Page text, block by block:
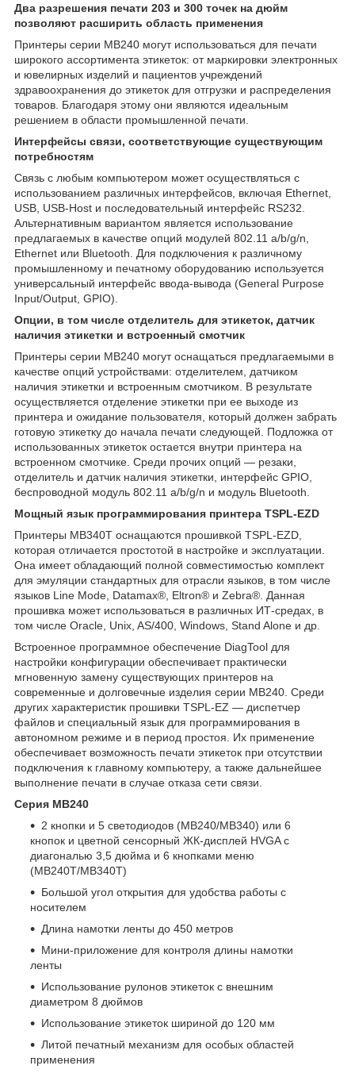
Два разрешения печати 203 и 300 точек на дюйм
позволяют расширить область применения
Принтеры серии MB240 могут использоваться для печати
широкого ассортимента этикеток: от маркировки электронных
и ювелирных изделий и пациентов учреждений
здравоохранения до этикеток для отгрузки и распределения
товаров. Благодаря этому они являются идеальным
решением в области промышленной печати.
Интерфейсы связи, соответствующие существующим
потребностям
Связь с любым компьютером может осуществляться с
использованием различных интерфейсов, включая Ethernet,
USB, USB-Host и последовательный интерфейс RS232.
Альтернативным вариантом является использование
предлагаемых в качестве опций модулей 802.11 a/b/g/n,
Ethernet или Bluetooth. Для подключения к различному
промышленному и печатному оборудованию используется
универсальный интерфейс ввода-вывода (General Purpose
Input/Output, GPIO).
Опции, в том числе отделитель для этикеток, датчик
наличия этикетки и встроенный смотчик
Принтеры серии MB240 могут оснащаться предлагаемыми в
качестве опций устройствами: отделителем, датчиком
наличия этикетки и встроенным смотчиком. В результате
осуществляется отделение этикетки при ее выходе из
принтера и ожидание пользователя, который должен забрать
готовую этикетку до начала печати следующей. Подложка от
использованных этикеток остается внутри принтера на
встроенном смотчике. Среди прочих опций — резаки,
отделитель и датчик наличия этикетки, интерфейс GPIO,
беспроводной модуль 802.11 a/b/g/n и модуль Bluetooth.
Мощный язык программирования принтера TSPL-EZD
Принтеры MB340T оснащаются прошивкой TSPL-EZD,
которая отличается простотой в настройке и эксплуатации.
Она имеет обладающий полной совместимостью комплект
для эмуляции стандартных для отрасли языков, в том числе
языков Line Mode, Datamax®, Eltron® и Zebra®. Данная
прошивка может использоваться в различных ИТ-средах, в
том числе Oracle, Unix, AS/400, Windows, Stand Alone и др.
Встроенное программное обеспечение DiagTool для
настройки конфигурации обеспечивает практически
мгновенную замену существующих принтеров на
современные и долговечные изделия серии MB240. Среди
других характеристик прошивки TSPL-EZ — диспетчер
файлов и специальный язык для программирования в
автономном режиме и в период простоя. Их применение
обеспечивает возможность печати этикеток при отсутствии
подключения к главному компьютеру, а также дальнейшее
выполнение печати в случае отказа сети связи.
Серия MB240
2 кнопки и 5 светодиодов (MB240/MB340) или 6
кнопок и цветной сенсорный ЖК-дисплей HVGA с
диагональю 3,5 дюйма и 6 кнопками меню
(MB240T/MB340T)
Большой угол открытия для удобства работы с
носителем
Длина намотки ленты до 450 метров
Мини-приложение для контроля длины намотки
ленты
Использование рулонов этикеток с внешним
диаметром 8 дюймов
Использование этикеток шириной до 120 мм
Литой печатный механизм для особых областей
применения